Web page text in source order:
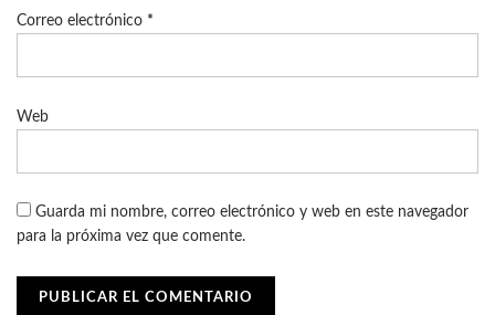
Correo electrónico *
Web
Guarda mi nombre, correo electrónico y web en este navegador
para la próxima vez que comente.